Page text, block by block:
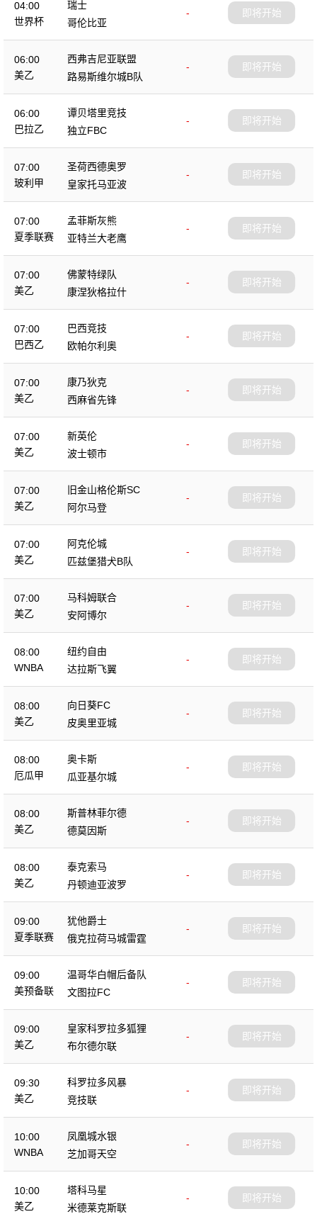
04:00
世界杯
瑞士
-
哥伦比亚
即将开始
06:00
美乙
西弗吉尼亚联盟
-
路易斯维尔城B队
即将开始
06:00
巴拉乙
谭贝塔里竞技
-
独立FBC
即将开始
07:00
玻利甲
圣荷西德奥罗
-
皇家托马亚波
即将开始
07:00
夏季联赛
孟菲斯灰熊
-
亚特兰大老鹰
即将开始
07:00
美乙
佛蒙特绿队
-
康涅狄格拉什
即将开始
07:00
巴西乙
巴西竞技
-
欧帕尔利奥
即将开始
07:00
美乙
康乃狄克
-
西麻省先锋
即将开始
07:00
美乙
新英伦
-
波士顿市
即将开始
07:00
美乙
旧金山格伦斯SC
-
阿尔马登
即将开始
07:00
美乙
阿克伦城
-
匹兹堡猎犬B队
即将开始
07:00
美乙
马科姆联合
-
安阿博尔
即将开始
08:00
WNBA
纽约自由
-
达拉斯飞翼
即将开始
08:00
美乙
向日葵FC
-
皮奥里亚城
即将开始
08:00
厄瓜甲
奥卡斯
-
瓜亚基尔城
即将开始
08:00
美乙
斯普林菲尔德
-
德莫因斯
即将开始
08:00
美乙
泰克索马
-
丹顿迪亚波罗
即将开始
09:00
夏季联赛
犹他爵士
-
俄克拉荷马城雷霆
即将开始
09:00
美预备联
温哥华白帽后备队
-
文图拉FC
即将开始
09:00
美乙
皇家科罗拉多狐狸
-
布尔德尔联
即将开始
09:30
美乙
科罗拉多风暴
-
竞技联
即将开始
10:00
WNBA
凤凰城水银
-
芝加哥天空
即将开始
10:00
美乙
塔科马星
-
米德莱克斯联
即将开始